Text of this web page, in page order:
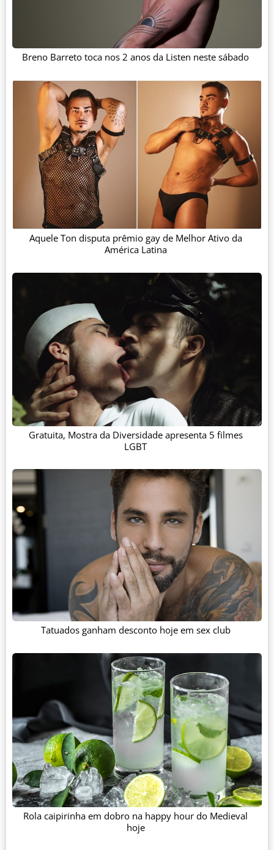
Breno Barreto toca nos 2 anos da Listen neste sábado
Aquele Ton disputa prêmio gay de Melhor Ativo da
América Latina
Gratuita, Mostra da Diversidade apresenta 5 filmes
LGBT
Tatuados ganham desconto hoje em sex club
Rola caipirinha em dobro na happy hour do Medieval
hoje